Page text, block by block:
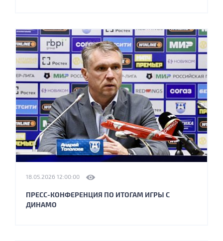
18.05.2026 12:00:00
ПРЕСС-КОНФЕРЕНЦИЯ ПО ИТОГАМ ИГРЫ С
ДИНАМО